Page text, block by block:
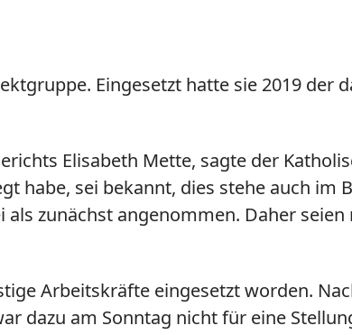
Eingesetzt hatte sie 2019 der
Elisabeth Mette, sagte der
habe, sei bekannt, dies stehe auch im
zunächst angenommen. Daher seien
Arbeitskräfte eingesetzt worden.
dazu am Sonntag nicht für eine